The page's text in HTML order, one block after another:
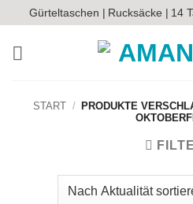
Inhalt
springen
Gürteltaschen | Rucksäcke | 14
START /
PRODUKTE